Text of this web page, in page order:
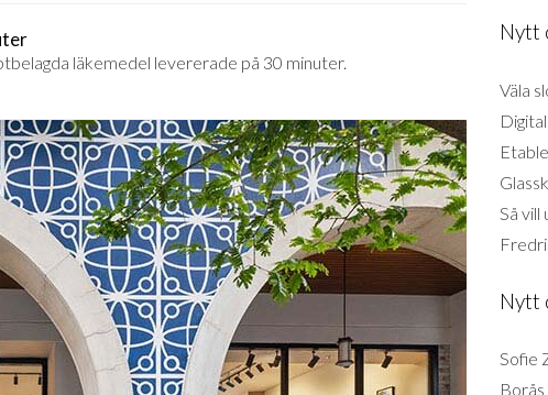
läkemedel levererade på 30 minuter.
Nytt
Väla
Så vill
Nytt
Sofie